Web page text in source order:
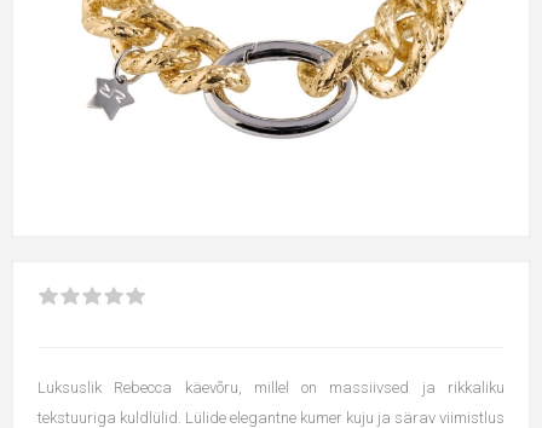
Luksuslik Rebecca käevõru, millel on massiivsed ja rikkaliku
tekstuuriga kuldlülid. Lülide elegantne kumer kuju ja särav viimistlus